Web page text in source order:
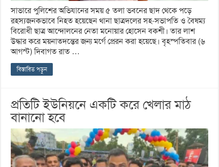
সাভারে পুলিশের অভিযানের সময় ৫ তলা ভবনের ছাদ থেকে পড়ে
রহস্যজনকভাবে নিহত হয়েছেন থানা ছাত্রদলের সহ-সভাপতি ও বৈষম্য
বিরোধী ছাত্র আন্দোলনের নেতা মনোয়ার হোসেন বকশী। তার লাশ
উদ্ধার করে ময়নাতদন্তের জন্য মর্গে প্রেরন করা হয়েছে। বৃহস্পতিবার (৬
আগস্ট) দিবাগত রাত …
বিস্তারিত পড়ুন
প্রতিটি ইউনিয়নে একটি করে খেলার মাঠ
বানানো হবে